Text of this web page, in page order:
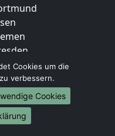
Cookies um die
verbessern.
Cookies